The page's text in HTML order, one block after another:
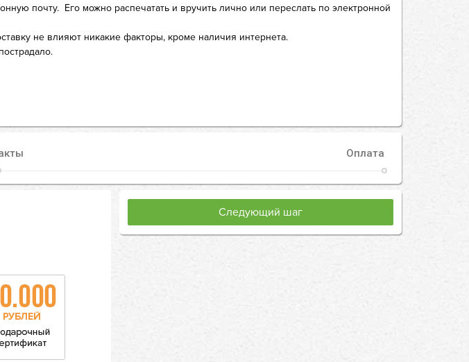
почту. Его можно распечатать и вручить лично или переслать по электронной
не влияют никакие факторы, кроме наличия интернета.
Оплата
Следующий шаг